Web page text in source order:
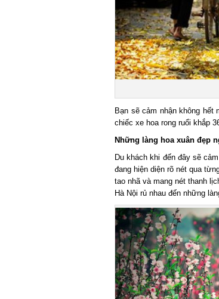
Bạn sẽ cảm nhận không hết
chiếc xe hoa rong ruổi khắp
Những làng hoa xuân đẹp
Du khách khi đến đây sẽ
đang hiện diện rõ nét qua
tao nhã và mang nét thanh
Hà Nội rủ nhau đến những